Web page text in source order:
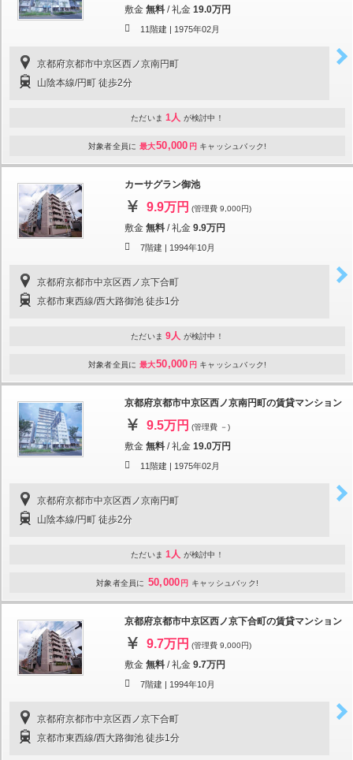
敷金 無料 /礼金 19.0万円
11階建 | 1975年02月
京都府京都市中京区西ノ京南円町
山陰本線/円町 徒歩2分
ただいま 1人 が検討中！
対象者全員に 最大50,000 円 キャッシュバック!
カーサグラン御池
9.9万円 (管理費 9,000円)
敷金 無料 /礼金 9.9万円
7階建 | 1994年10月
京都府京都市中京区西ノ京下合町
京都市東西線/西大路御池 徒歩1分
ただいま 9人 が検討中！
対象者全員に 最大50,000 円 キャッシュバック!
京都府京都市中京区西ノ京南円町の賃貸マンション
9.5万円 (管理費 －)
敷金 無料 /礼金 19.0万円
11階建 | 1975年02月
京都府京都市中京区西ノ京南円町
山陰本線/円町 徒歩2分
ただいま 1人 が検討中！
対象者全員に 50,000 円 キャッシュバック!
京都府京都市中京区西ノ京下合町の賃貸マンション
9.7万円 (管理費 9,000円)
敷金 無料 /礼金 9.7万円
7階建 | 1994年10月
京都府京都市中京区西ノ京下合町
京都市東西線/西大路御池 徒歩1分